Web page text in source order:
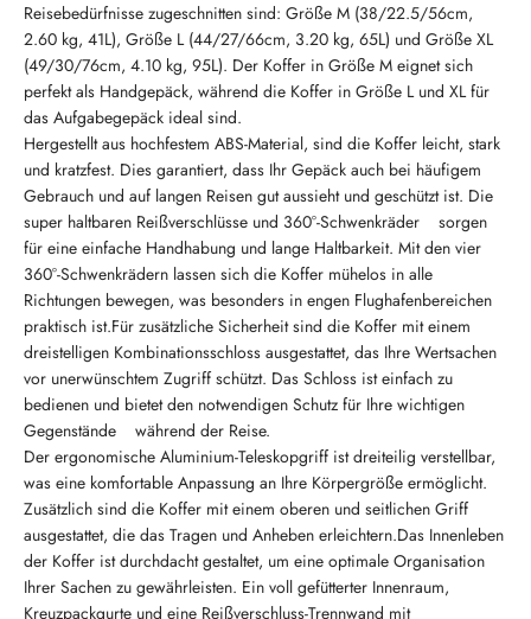
Reisebedürfnisse zugeschnitten sind: Größe M (38/22.5/56cm,
2.60 kg, 41L), Größe L (44/27/66cm, 3.20 kg, 65L) und Größe XL
(49/30/76cm, 4.10 kg, 95L). Der Koffer in Größe M eignet sich
perfekt als Handgepäck, während die Koffer in Größe L und XL für
das Aufgabegepäck ideal sind.
Hergestellt aus hochfestem ABS-Material, sind die Koffer leicht, stark
und kratzfest. Dies garantiert, dass Ihr Gepäck auch bei häufigem
Gebrauch und auf langen Reisen gut aussieht und geschützt ist. Die
super haltbaren Reißverschlüsse und 360°-Schwenkräder sorgen
für eine einfache Handhabung und lange Haltbarkeit. Mit den vier
360°-Schwenkrädern lassen sich die Koffer mühelos in alle
Richtungen bewegen, was besonders in engen Flughafenbereichen
praktisch ist.Für zusätzliche Sicherheit sind die Koffer mit einem
dreistelligen Kombinationsschloss ausgestattet, das Ihre Wertsachen
vor unerwünschtem Zugriff schützt. Das Schloss ist einfach zu
bedienen und bietet den notwendigen Schutz für Ihre wichtigen
Gegenstände während der Reise.
Der ergonomische Aluminium-Teleskopgriff ist dreiteilig verstellbar,
was eine komfortable Anpassung an Ihre Körpergröße ermöglicht.
Zusätzlich sind die Koffer mit einem oberen und seitlichen Griff
ausgestattet, die das Tragen und Anheben erleichtern.Das Innenleben
der Koffer ist durchdacht gestaltet, um eine optimale Organisation
Ihrer Sachen zu gewährleisten. Ein voll gefütterter Innenraum,
Kreuzpackgurte und eine Reißverschluss-Trennwand mit